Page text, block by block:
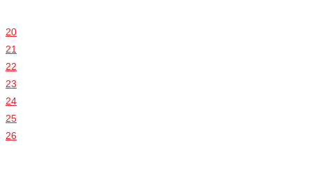
20
21
22
23
24
25
26